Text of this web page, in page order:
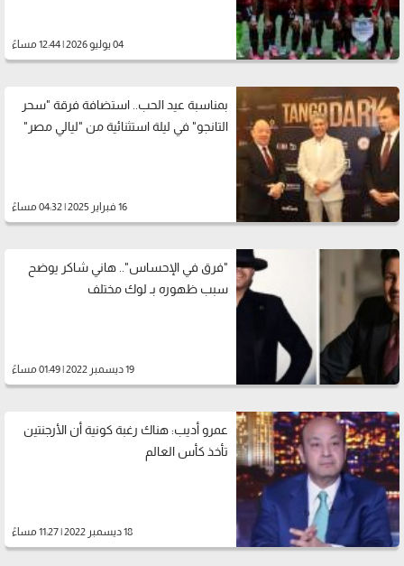
04 يوليو 2026 | 12:44 مساءً
بمناسبة عيد الحب.. استضافة فرقة "سحر
التانجو" في ليلة استثنائية من "ليالي مصر"
16 فبراير 2025 | 04:32 مساءً
"فرق في الإحساس".. هاني شاكر يوضح
سبب ظهوره بـ لوك مختلف
19 ديسمبر 2022 | 01:49 مساءً
عمرو أديب: هناك رغبة كونية أن الأرجنتين
تأخذ كأس العالم
18 ديسمبر 2022 | 11:27 مساءً